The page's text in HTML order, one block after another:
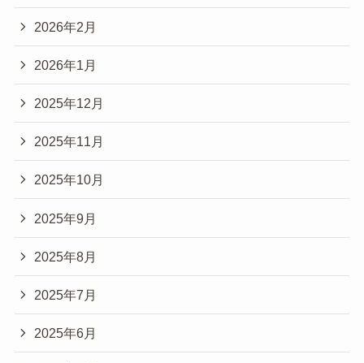
2026年2月
2026年1月
2025年12月
2025年11月
2025年10月
2025年9月
2025年8月
2025年7月
2025年6月